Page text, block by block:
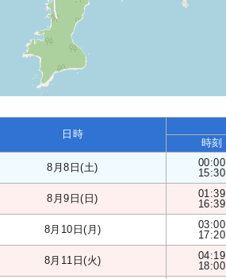
日時
時刻
8月8日(土)
00:00
15:30
8月9日(日)
01:39
16:39
8月10日(月)
03:00
17:20
8月11日(火)
04:19
18:00